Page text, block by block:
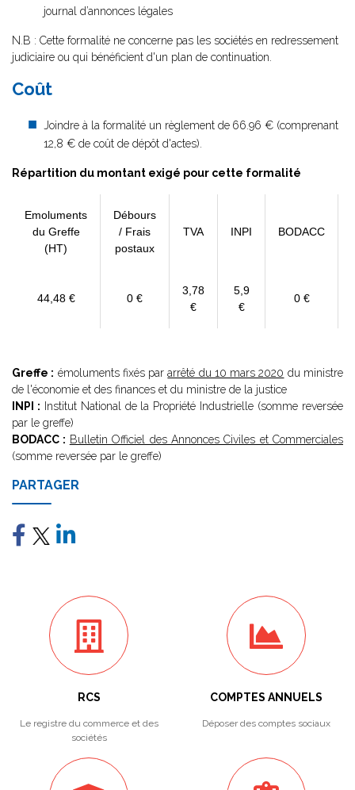
journal d’annonces légales
N.B : Cette formalité ne concerne pas les sociétés en redressement
judiciaire ou qui bénéficient d'un plan de continuation.
Coût
Joindre à la formalité un règlement de 66.96 € (comprenant
12,8 € de coût de dépôt d'actes).
Répartition du montant exigé pour cette formalité
Emoluments
du Greffe
(HT)
Débours
/ Frais
postaux
TVA INPI BODACC
44,48 € 0 €
3,78
€
5,9
€
0 €
Greffe : émoluments fixés pararrêté du 10 mars 2020 du ministre
de l'économie et des finances et du ministre de la justice
INPI : Institut National de la Propriété Industrielle (somme reversée
par le greffe)
BODACC : Bulletin Officiel des Annonces Civiles et Commerciales
(somme reversée par le greffe)
PARTAGER
RCS
Le registre du commerce et des
sociétés
COMPTES ANNUELS
Déposer des comptes sociaux